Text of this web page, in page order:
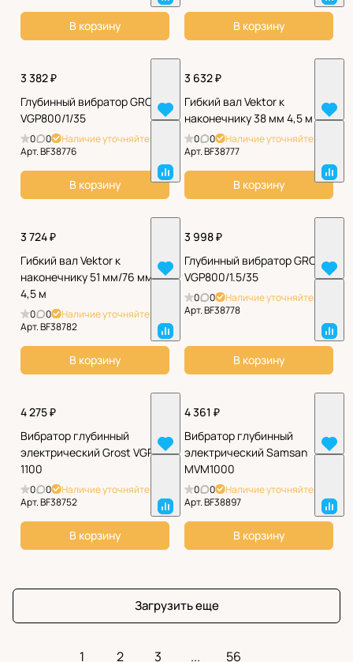
В корзину В корзину
3 382 ₽
Глубинный вибратор GROST
VGP800/1/35
0 0
Наличие уточняйте
Арт.BF38776
В корзину
3 632 ₽
Гибкий вал Vektor к
наконечнику 38 мм 4,5 м
0 0
Наличие уточняйте
Арт.BF38777
В корзину
3 724 ₽
Гибкий вал Vektor к
наконечнику 51 мм/76 мм
4,5 м
0 0
Наличие уточняйте
Арт.BF38782
В корзину
3 998 ₽
Глубинный вибратор GROST
VGP800/1.5/35
0 0
Наличие уточняйте
Арт.BF38778
В корзину
4 275 ₽
Вибратор глубинный
электрический Grost VGP
1100
0 0
Наличие уточняйте
Арт.BF38752
В корзину
4 361 ₽
Вибратор глубинный
электрический Samsan
MVM1000
0 0
Наличие уточняйте
Арт.BF38897
В корзину
Загрузить еще
1 2 3 ... 56